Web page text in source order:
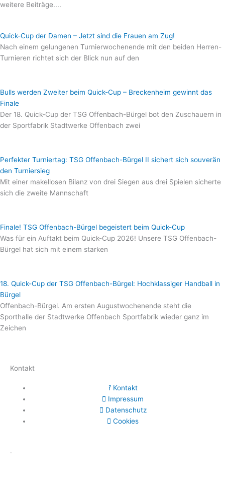
weitere Beiträge....
Quick-Cup der Damen – Jetzt sind die Frauen am Zug!
Nach einem gelungenen Turnierwochenende mit den beiden Herren-
Turnieren richtet sich der Blick nun auf den
Bulls werden Zweiter beim Quick-Cup – Breckenheim gewinnt das
Finale
Der 18. Quick-Cup der TSG Offenbach-Bürgel bot den Zuschauern in
der Sportfabrik Stadtwerke Offenbach zwei
Perfekter Turniertag: TSG Offenbach-Bürgel II sichert sich souverän
den Turniersieg
Mit einer makellosen Bilanz von drei Siegen aus drei Spielen sicherte
sich die zweite Mannschaft
Finale! TSG Offenbach-Bürgel begeistert beim Quick-Cup
Was für ein Auftakt beim Quick-Cup 2026! Unsere TSG Offenbach-
Bürgel hat sich mit einem starken
18. Quick-Cup der TSG Offenbach-Bürgel: Hochklassiger Handball in
Bürgel
Offenbach-Bürgel. Am ersten Augustwochenende steht die
Sporthalle der Stadtwerke Offenbach Sportfabrik wieder ganz im
Zeichen
Kontakt
Kontakt
Impressum
Datenschutz
Cookies
.